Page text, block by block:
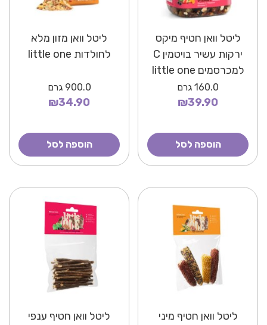
ליטל וואן חטיף מיקס
ירקות עשיר בויטמין C
למכרסמים little one
160.0 גרם
₪39.90
הוספה לסל
ליטל וואן מזון מלא
לחולדות little one
900.0 גרם
₪34.90
הוספה לסל
ליטל וואן חטיף מיני
ליטל וואן חטיף ענפי